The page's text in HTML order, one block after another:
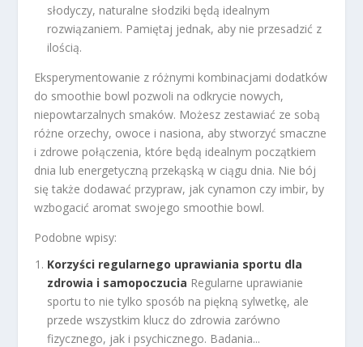
słodyczy, naturalne słodziki będą idealnym
rozwiązaniem. Pamiętaj jednak, aby nie przesadzić z
ilością.
Eksperymentowanie z różnymi kombinacjami dodatków
do smoothie bowl pozwoli na odkrycie nowych,
niepowtarzalnych smaków. Możesz zestawiać ze sobą
różne orzechy, owoce i nasiona, aby stworzyć smaczne
i zdrowe połączenia, które będą idealnym początkiem
dnia lub energetyczną przekąską w ciągu dnia. Nie bój
się także dodawać przypraw, jak cynamon czy imbir, by
wzbogacić aromat swojego smoothie bowl.
Podobne wpisy:
Korzyści regularnego uprawiania sportu dla
zdrowia i samopoczucia Regularne uprawianie
sportu to nie tylko sposób na piękną sylwetkę, ale
przede wszystkim klucz do zdrowia zarówno
fizycznego, jak i psychicznego. Badania...